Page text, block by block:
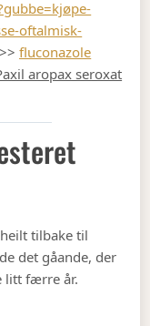
oftalmisk-
>>fluconazole
aropax seroxat
tilbake til
det gåande, der
litt færre år.